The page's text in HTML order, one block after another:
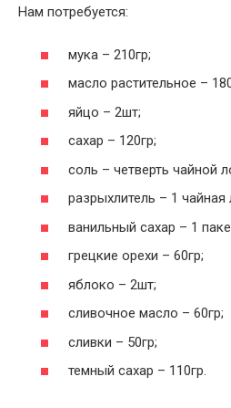
Нам потребуется:
мука – 210гр;
масло растительное –
яйцо – 2шт;
сахар – 120гр;
соль – четверть чайной
разрыхлитель – 1 чайная
ванильный сахар – 1
грецкие орехи – 60гр;
яблоко – 2шт;
сливочное масло – 60гр;
сливки – 50гр;
темный сахар – 110гр.